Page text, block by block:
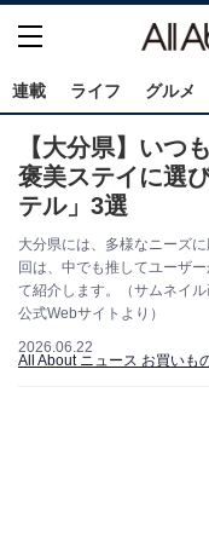
連載 ライフ グルメ
【大分県】いつ
褒美ステイに選
テル」3選
大分県には、多様なニーズ
回は、中でも推してユーザ
て紹介します。（サムネイ
公式Webサイトより）
2026.06.22
All About ニュース お買いも